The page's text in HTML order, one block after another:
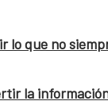
lo que no
la